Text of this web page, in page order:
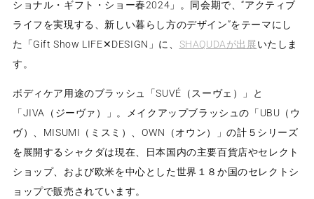
ショナル・ギフト・ショー春2024 」。同会期で、“アクティブ
ライフを実現する、新しい暮らし方のデザイン”をテーマにし
た「Gift Show LIFE✕DESIGN」に、 SHAQUDAが出展いたしま
す。
ボディケア用途のブラッシュ「SUVÉ （スーヴェ）」と
「JIVA （ジーヴァ）」。メイクアップブラッシュの「 UBU （ウ
ヴ）、 MISUMI （ミスミ）、 OWN
（オウン）」の計５シリーズ
を展開するシャクダは現在、日本国内の主要百貨店やセレクト
ショップ、および欧米を中心とした世界１８か国のセレクトシ
ョップで販売されています。